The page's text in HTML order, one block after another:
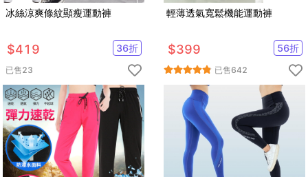
冰絲涼爽條紋顯瘦運動褲
$419 36折
已售23
輕薄透氣寬鬆機能運動褲
$399 56折
已售642